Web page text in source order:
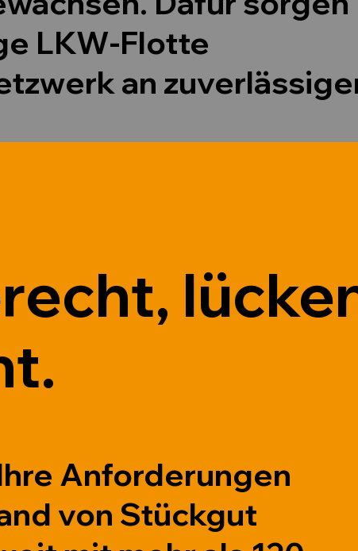
LKW-Flotte
an
Anforderungen
von Stückgut